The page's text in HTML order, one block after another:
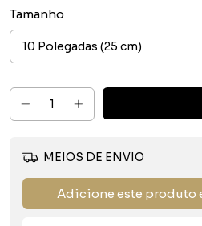
Tamanho
MEIOS DE ENVIO
Adicione este produto